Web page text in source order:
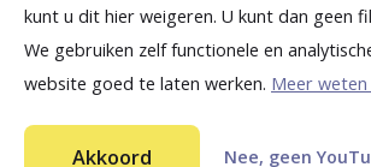
kunt u dit hier weigeren. U kunt dan geen
We gebruiken zelf functionele en
website goed te laten werken. Meer
Akkoord Nee, geen
g
e
e
k
e
k
j
e
k
e
k
j